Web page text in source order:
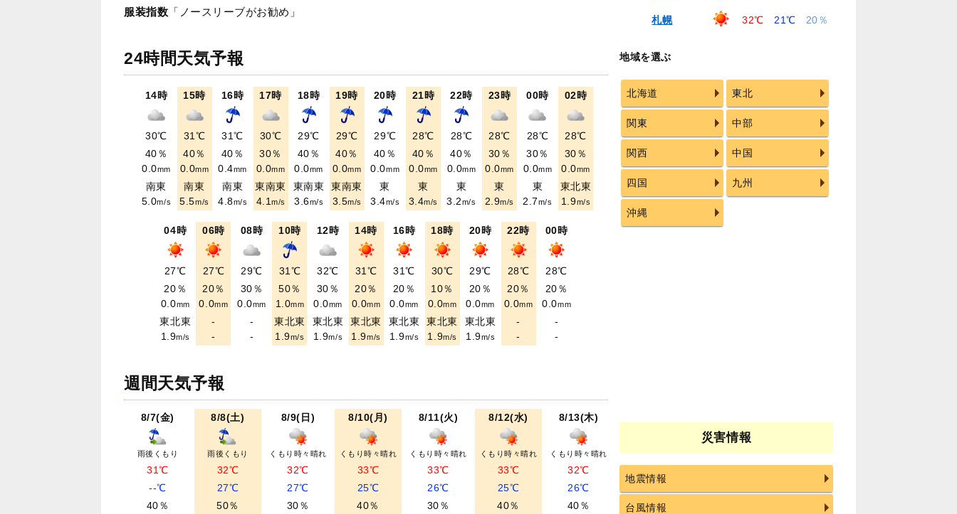
服装指数 「ノースリーブがお勧め」
24時間天気予報
14時
30℃
40％
0.0mm
南東
5.0m/s
15時
31℃
40％
0.0mm
南東
5.5m/s
16時
31℃
40％
0.4mm
南東
4.8m/s
17時
30℃
30％
0.0mm
東南東
4.1m/s
18時
29℃
40％
0.0mm
東南東
3.6m/s
19時
29℃
40％
0.0mm
東南東
3.5m/s
20時
29℃
40％
0.0mm
東
3.4m/s
21時
28℃
40％
0.0mm
東
3.4m/s
22時
28℃
40％
0.0mm
東
3.2m/s
23時
28℃
30％
0.0mm
東
2.9m/s
00時
28℃
30％
0.0mm
東
2.7m/s
02時
28℃
30％
0.0mm
東北東
1.9m/s
04時
27℃
20％
0.0mm
東北東
1.9m/s
06時
27℃
20％
0.0mm
-
-
08時
29℃
30％
0.0mm
-
-
10時
31℃
50％
1.0mm
東北東
1.9m/s
12時
32℃
30％
0.0mm
東北東
1.9m/s
14時
31℃
20％
0.0mm
東北東
1.9m/s
16時
31℃
20％
0.0mm
東北東
1.9m/s
18時
30℃
10％
0.0mm
東北東
1.9m/s
20時
29℃
20％
0.0mm
東北東
1.9m/s
22時
28℃
20％
0.0mm
-
-
00時
28℃
20％
0.0mm
-
-
週間天気予報
8/7(金)
雨後くもり
31℃
--℃
40％
8/8(土)
雨後くもり
32℃
27℃
50％
8/9(日)
くもり時々晴れ
32℃
27℃
30％
8/10(月)
くもり時々晴れ
33℃
25℃
40％
8/11(火)
くもり時々晴れ
33℃
26℃
30％
8/12(水)
くもり時々晴れ
33℃
25℃
40％
8/13(木)
くもり時々晴れ
32℃
26℃
40％
札幌 32℃ 21℃ 20％
地域を選ぶ
北海道 東北
関東 中部
関西 中国
四国 九州
沖縄
災害情報
地震情報
台風情報